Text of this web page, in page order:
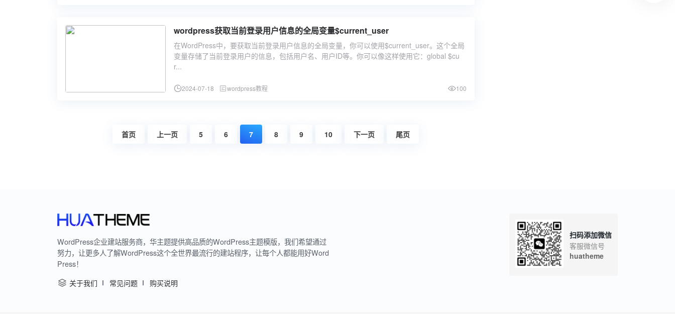
wordpress获取当前登录用户信息的全局变量$current_user
在WordPress中，要获取当前登录用户信息的全局变量，你可以使用$current_user。这个全局
变量存储了当前登录用户的信息，包括用户名、用户ID等。你可以像这样使用它：global $cu
r...
2024-07-18 wordpress教程 100
首页 上一页 5 6 7 8 9 10 下一页 尾页
WordPress企业建站服务商，华主题提供高品质的WordPress主题模版，我们希望通过
努力，让更多人了解WordPress这个全世界最流行的建站程序，让每个人都能用好Word
Press！
关于我们 常见问题 购买说明
扫码添加微信
客服微信号
huatheme